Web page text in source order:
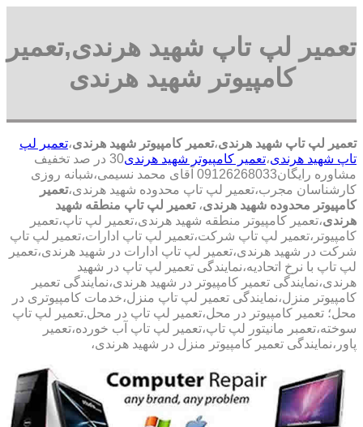
تعمیر لپ تاپ شهید هرندی,تعمیر
کامپیوتر شهید هرندی
تعمیر لپ تاپ شهید هرندی،تعمیر کامپیوتر شهید هرندی،تعمیر لپ
تاپ شهید هرندی،تعمیر کامپیوتر شهید هرندی
30 در صد تخفیف
مشاوره رایگان09126268033 آقای محمد نسیمی،شبانه روزی
کارشناسان مجرب،تعمیر لپ تاپ محدوده شهید هرندی،تعمیر
کامپیوتر محدوده شهید هرندی، تعمیر لپ تاپ منطقه شهید
هرندی،تعمیر کامپیوتر منطقه شهید هرندی،تعمیر لپ تاپ،تعمیر
کامپیوتر،تعمیر لپ تاپ شرکت،تعمیر لپ تاپ ادارات،تعمیر لپ تاپ
شرکت در شهید هرندی،تعمیر لپ تاپ ادارات در شهید هرندی،تعمیر
لپ تاپ با نرخ اتحادیه،نمایندگی تعمیر لپ تاپ در شهید
هرندی،نمایندگی تعمیر کامپیوتر در شهید هرندی،نمایندگی تعمیر
کامپیوتر منزل،نمایندگی تعمیر لپ تاپ منزل،خدمات کامپیوتری در
محل؛ تعمیر کامپیوتر در محل،تعمیر لپ تاپ در محل.تعمیر لپ تاپ
سوخته،تعمبر مانیتور لپ تاپ،تعمیر لپ تاپ آب خورده،تعمیر
پاور،نمایندگی تعمیر کامپیوتر منزل در شهید هرندی،